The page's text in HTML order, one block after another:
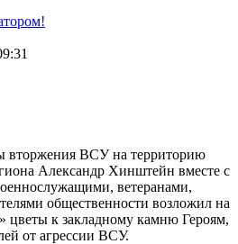
вторжения ВСУ на территорию
Александр Хинштейн вместе с
ветеранами,
общественности возложил на
цветы к закладному камню Героям,
от агрессии ВСУ.